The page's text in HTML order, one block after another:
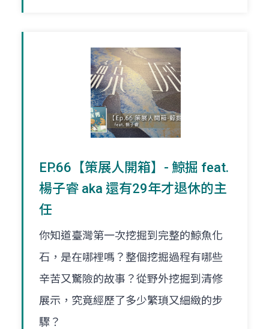
EP.66【策展人開箱】- 鯨掘 feat.
楊子睿 aka 還有29年才退休的主
任
你知道臺灣第一次挖掘到完整的鯨魚化
石，是在哪裡嗎？整個挖掘過程有哪些
辛苦又驚險的故事？從野外挖掘到清修
展示，究竟經歷了多少繁瑣又細緻的步
驟？